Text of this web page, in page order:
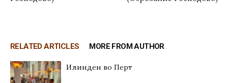
RELATED ARTICLES MORE FROM AUTHOR
Илинден во Перт